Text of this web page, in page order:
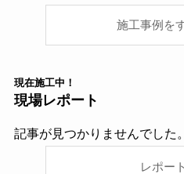
施工事例を
現在施工中！
現場レポート
記事が見つかりませんでした。
レポー